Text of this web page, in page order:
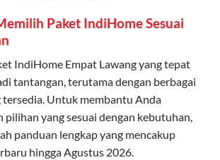
aplikasi MyTelkomsel.
menandatangani Kontrak
yang mencakup data pelanggan, jenis
Empat Lawang yang dipilih, serta
yang berlaku. Kontrak ini dapat
sesuai kebutuhan.
Baru (PSB)
Paket IndiHome Sesuai
IndiHome Empat Lawang yang tepat
tantangan, terutama dengan berbagai
tersedia. Untuk membantu Anda
pilihan yang sesuai dengan kebutuhan,
panduan lengkap yang mencakup
hingga Agustus 2026.